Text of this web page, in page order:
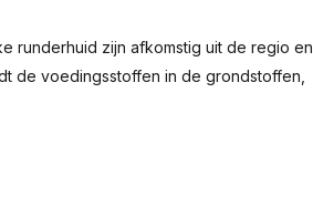
runderhuid zijn afkomstig uit de regio en
de voedingsstoffen in de grondstoffen,